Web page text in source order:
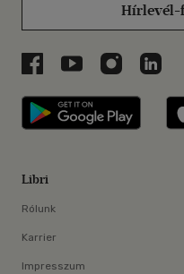
Hírlevél-
Libri a Facebookon
Libri aLibri az
Libri
Libri
Rólunk
Karrier
Impresszum